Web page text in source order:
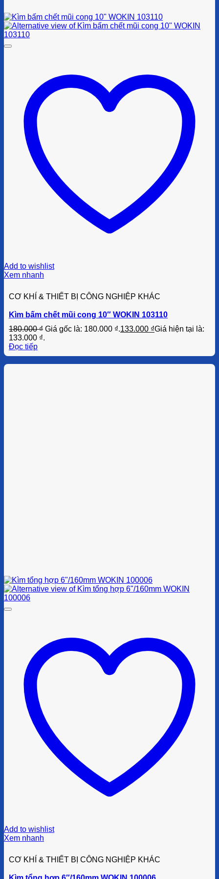
Add to wishlist
Xem nhanh
CƠ KHÍ & THIẾT BỊ CÔNG NGHIỆP KHÁC
Kìm bấm chết mũi cong 10″ WOKIN 103110
180.000₫ Giá gốc là: 180.000 ₫.133.000 ₫Giá hiện tại là:
133.000 ₫.
Đọc tiếp
Add to wishlist
Xem nhanh
CƠ KHÍ & THIẾT BỊ CÔNG NGHIỆP KHÁC